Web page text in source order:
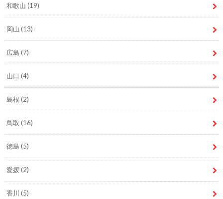
和歌山 (19)
岡山 (13)
広島 (7)
山口 (4)
島根 (2)
鳥取 (16)
徳島 (5)
愛媛(2)
香川 (5)